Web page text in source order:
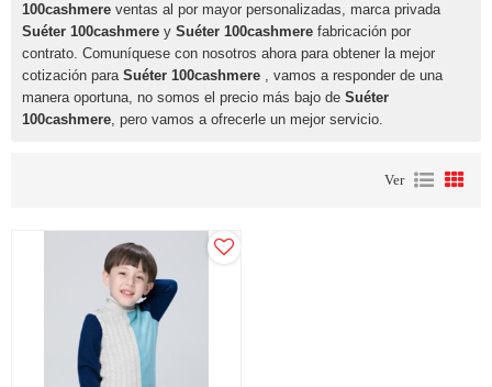
100cashmere ventas al por mayor personalizadas, marca privada
Suéter 100cashmere y Suéter 100cashmere fabricación por
contrato. Comuníquese con nosotros ahora para obtener la mejor
cotización para Suéter 100cashmere , vamos a responder de una
manera oportuna, no somos el precio más bajo de Suéter
100cashmere, pero vamos a ofrecerle un mejor servicio.
Ver